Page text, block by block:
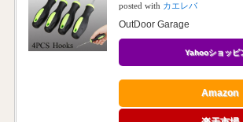
posted with カエレバ
OutDoor Garage
Yahooショッピ
Amazon